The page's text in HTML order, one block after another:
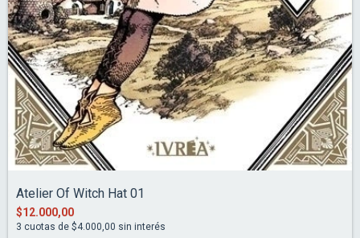
Atelier Of Witch Hat 01
$12.000,00
3 cuotas de $4.000,00 sin interés